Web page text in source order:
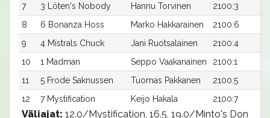
7
3 Löten's Nobody Hannu Torvinen 2100:3
8
6 Bonanza Hoss Marko Hakkarainen 2100:6
9
4 Mistrals Chuck Jani Ruotsalainen 2100:4
10
1 Madman Seppo Vaakanainen 2100:1
11
5 Frode Saknussen Tuomas Pakkanen 2100:5
12
7 Mystification Keijo Hakala 2100:7
Väliajat: 12.0/Mystification, 16.5, 19.0/Minto's Don